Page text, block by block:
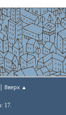
| Вверх ▲
17.